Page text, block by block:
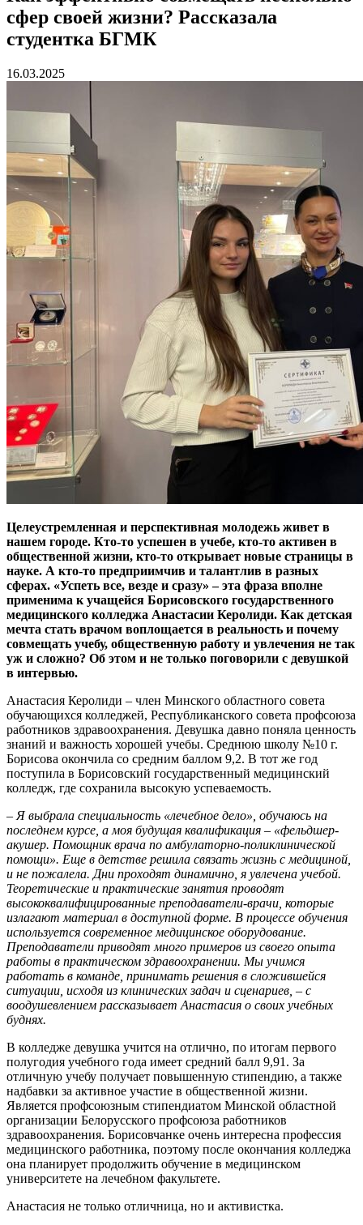
сфер своей жизни? Рассказала
студентка БГМК
16.03.2025
Целеустремленная и перспективная молодежь живет в
нашем городе. Кто-то успешен в учебе, кто-то активен в
общественной жизни, кто-то открывает новые страницы в
науке. А кто-то предприимчив и талантлив в разных
сферах. «Успеть все, везде и сразу» – эта фраза вполне
применима к учащейся Борисовского государственного
медицинского колледжа Анастасии Керолиди. Как детская
мечта стать врачом воплощается в реальность и почему
совмещать учебу, общественную работу и увлечения не так
уж и сложно? Об этом и не только поговорили с девушкой
в интервью.
Анастасия Керолиди – член Минского областного совета
обучающихся колледжей, Республиканского совета профсоюза
работников здравоохранения. Девушка давно поняла ценность
знаний и важность хорошей учебы. Среднюю школу №10 г.
Борисова окончила со средним баллом 9,2. В тот же год
поступила в Борисовский государственный медицинский
колледж, где сохранила высокую успеваемость.
– Я выбрала специальность «лечебное дело», обучаюсь на
последнем курсе, а моя будущая квалификация – «фельдшер-
акушер. Помощник врача по амбулаторно-поликлинической
помощи». Еще в детстве решила связать жизнь с медициной,
и не пожалела. Дни проходят динамично, я увлечена учебой.
Теоретические и практические занятия проводят
высококвалифицированные преподаватели-врачи, которые
излагают материал в доступной форме. В процессе обучения
используется современное медицинское оборудование.
Преподаватели приводят много примеров из своего опыта
работы в практическом здравоохранении. Мы учимся
работать в команде, принимать решения в сложившейся
ситуации, исходя из клинических задач и сценариев, – с
воодушевлением рассказывает Анастасия о своих учебных
буднях.
В колледже девушка учится на отлично, по итогам первого
полугодия учебного года имеет средний балл 9,91. За
отличную учебу получает повышенную стипендию, а также
надбавки за активное участие в общественной жизни.
Является профсоюзным стипендиатом Минской областной
организации Белорусского профсоюза работников
здравоохранения. Борисовчанке очень интересна профессия
медицинского работника, поэтому после окончания колледжа
она планирует продолжить обучение в медицинском
университете на лечебном факультете.
Анастасия не только отличница, но и активистка.